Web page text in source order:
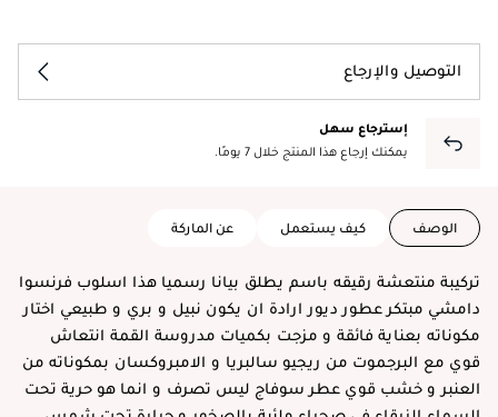
التوصيل والإرجاع
إسترجاع سهل
يمكنك إرجاع هذا المنتج خلال 7 يومًا.
الوصف كيف يستعمل عن الماركة
تركيبة منتعشة رقيقه باسم يطلق بيانا رسميا هذا اسلوب فرنسوا
دامشي مبتكر عطور ديور ارادة ان يكون نبيل و بري و طبيعي اختار
مكوناته بعناية فائقة و مزجت بكميات مدروسة القمة انتعاش
قوي مع البرجموت من ريجيو سالبريا و الامبروكسان بمكوناته من
العنبر و خشب قوي عطر سوفاج ليس تصرف و انما هو حرية تحت